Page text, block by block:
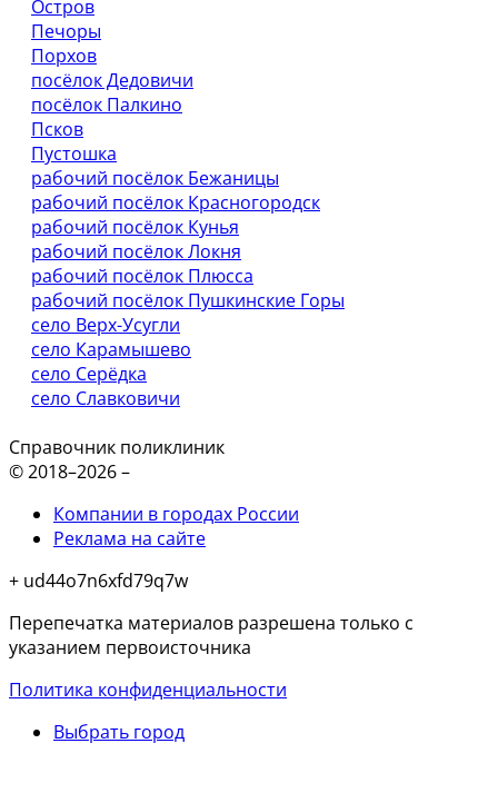
Остров
Печоры
Порхов
посёлок Дедовичи
посёлок Палкино
Псков
Пустошка
рабочий посёлок Бежаницы
рабочий посёлок Красногородск
рабочий посёлок Кунья
рабочий посёлок Локня
рабочий посёлок Плюсса
рабочий посёлок Пушкинские Горы
село Верх-Усугли
село Карамышево
село Серёдка
село Славковичи
Справочник поликлиник
© 2018–2026 –
Компании в городах России
Реклама на сайте
+ ud44o7n6xfd79q7w
Перепечатка материалов разрешена только с
указанием первоисточника
Политика конфиденциальности
Выбрать город